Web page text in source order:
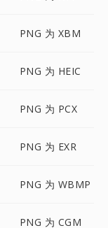
PNG 为 XBM
PNG 为 HEIC
PNG 为 PCX
PNG 为 EXR
PNG 为 WBMP
PNG 为 CGM